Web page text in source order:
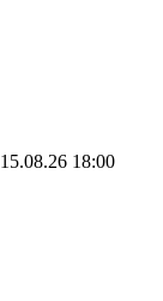
15.08.26 18:00